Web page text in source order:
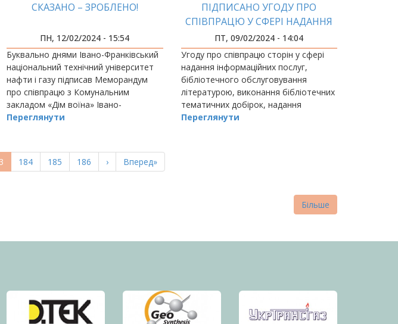
СКАЗАНО – ЗРОБЛЕНО!
ПН, 12/02/2024 - 15:54
Буквально днями Івано-Франківський
національний технічний університет
нафти і газу підписав Меморандум
про співпрацю з Комунальним
закладом «Дім воїна» Івано-
Франківської міської ради, а вже є
Переглянути
ПІДПИСАНО УГОДУ ПРО
СПІВПРАЦЮ У СФЕРІ НАДАННЯ
ІНФОРМАЦІЙНИХ ПОСЛУГ
ПТ, 09/02/2024 - 14:04
Угоду про співпрацю сторін у сфері
надання інформаційних послуг,
бібліотечного обслуговування
літературою, виконання бібліотечних
тематичних добірок, надання
консультаційної допомоги у пошуку
Переглянути
Page
184 Page
185 Page
186
Наступна
сторінка
›
Остання
сторінка
Вперед»
Більше